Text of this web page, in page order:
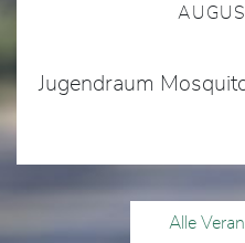
Jugendraum
Alle